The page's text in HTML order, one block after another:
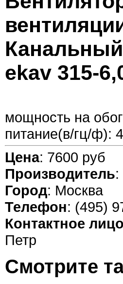
ekav 315-
мощность на
питание(в/гц/ф):
Цена: 7600 руб
Производитель:
Город: Москва
Телефон: (495)
Контактное лицо
Петр
Смотрите